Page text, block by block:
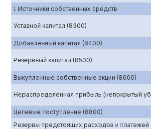
I. Источники собственных средств
Уставной капитал (8300)
Добавленный капитал (8400)
Резервный капитал (8500)
Выкупленные собственные акции (8600)
Нераспределенная прибыль (непокрытый
Целевые поступление (8800)
Резервы предстоящих расходов и платежей